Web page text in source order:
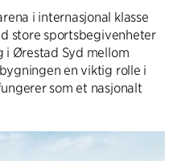
i internasjonal klasse
store sportsbegivenheter
i Ørestad Syd mellom
en viktig rolle i
som et nasjonalt